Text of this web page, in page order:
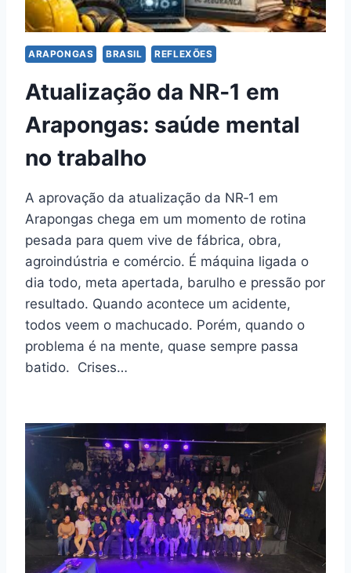
ARAPONGAS BRASIL REFLEXÕES
Atualização da NR‑1 em
Arapongas: saúde mental
no trabalho
A aprovação da atualização da NR‑1 em
Arapongas chega em um momento de rotina
pesada para quem vive de fábrica, obra,
agroindústria e comércio. É máquina ligada o
dia todo, meta apertada, barulho e pressão por
resultado. Quando acontece um acidente,
todos veem o machucado. Porém, quando o
problema é na mente, quase sempre passa
batido. Crises…